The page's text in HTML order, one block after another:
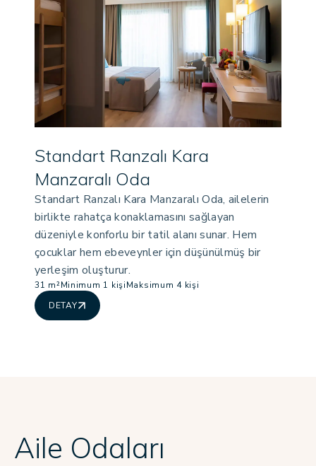
Standart Ranzalı Kara
Manzaralı Oda
Standart Ranzalı Kara Manzaralı Oda, ailelerin
birlikte rahatça konaklamasını sağlayan
düzeniyle konforlu bir tatil alanı sunar. Hem
çocuklar hem ebeveynler için düşünülmüş bir
yerleşim oluşturur.
31 m²Minimum 1 kişiMaksimum 4 kişi
DETAY
Aile Odaları